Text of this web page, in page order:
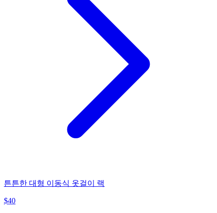
튼튼한 대형 이동식 옷걸이 랙
$40